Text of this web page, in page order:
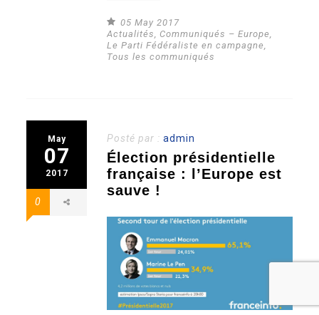
05 May 2017
Actualités, Communiqués – Europe,
Le Parti Fédéraliste en campagne,
Tous les communiqués
May
07
2017
0
Posté par :admin
Élection présidentielle
française : l’Europe est
sauve !